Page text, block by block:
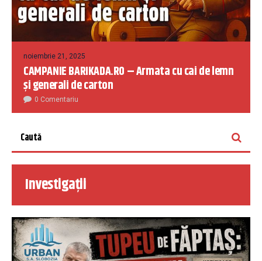
noiembrie 21, 2025
CAMPANIE BARIKADA.RO – Armata cu cai de lemn
și generali de carton
0 Comentariu
Investigații